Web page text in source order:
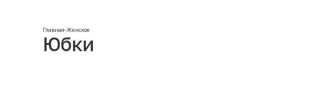
Главная-Женское
Юбки